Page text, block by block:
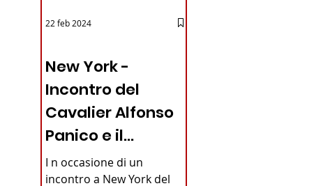
New York -
Incontro del
Cavalier Alfonso
Panico e il
Generale dei
Carabinieri
I n occasione di un
incontro a New York del
22 feb 2024